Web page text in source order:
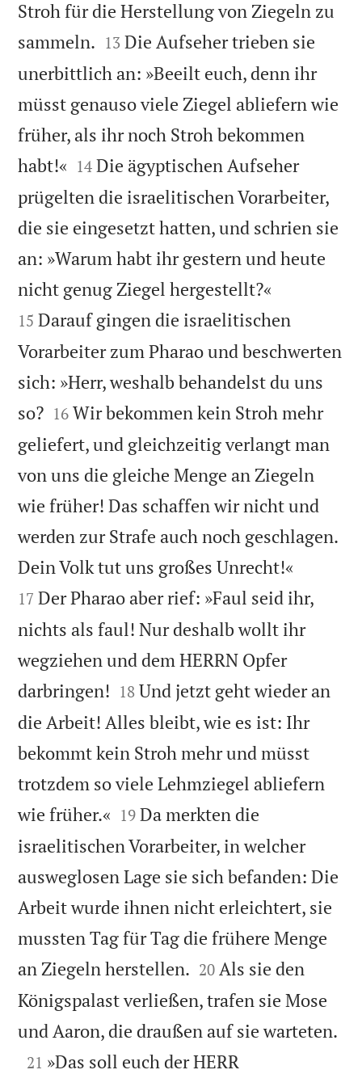
Stroh für die Herstellung von Ziegeln zu
sammeln. 

13 Die Aufseher trieben sie
unerbittlich an: »Beeilt euch, denn ihr
müsst genauso viele Ziegel abliefern wie
früher, als ihr noch Stroh bekommen
habt!« 

14 Die ägyptischen Aufseher
prügelten die israelitischen Vorarbeiter,
die sie eingesetzt hatten, und schrien sie
an: »Warum habt ihr gestern und heute
nicht genug Ziegel hergestellt?«
15 Darauf gingen die israelitischen
Vorarbeiter zum Pharao und beschwerten
sich: »Herr, weshalb behandelst du uns
so?
16 Wir bekommen kein Stroh mehr
geliefert, und gleichzeitig verlangt man
von uns die gleiche Menge an Ziegeln
wie früher! Das schaffen wir nicht und
werden zur Strafe auch noch geschlagen.
Dein Volk tut uns großes Unrecht!«
17 Der Pharao aber rief: »Faul seid ihr,
nichts als faul! Nur deshalb wollt ihr
wegziehen und dem HERRN Opfer
darbringen! 

18 Und jetzt geht wieder an
die Arbeit! Alles bleibt, wie es ist: Ihr
bekommt kein Stroh mehr und müsst
trotzdem so viele Lehmziegel abliefern
wie früher.« 

19 Da merkten die
israelitischen Vorarbeiter, in welcher
ausweglosen Lage sie sich befanden: Die
Arbeit wurde ihnen nicht erleichtert, sie
mussten Tag für Tag die frühere Menge
an Ziegeln herstellen. 

20 Als sie den
Königspalast verließen, trafen sie Mose
und Aaron, die draußen auf sie warteten.

21 »Das soll euch der HERR